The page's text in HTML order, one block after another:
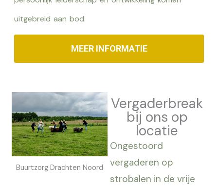
uitgebreid aan bod.
MEER INFORMATIE
Buurtzorg Drachten Noord
Vergaderbreak
bij ons op
locatie
Ongestoord
vergaderen op
strobalen in de vrije